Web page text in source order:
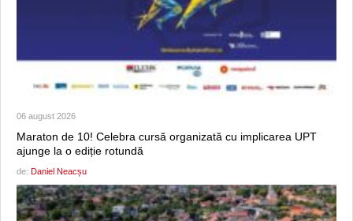
06 august 2026
Maraton de 10! Celebra cursă organizată cu implicarea UPT
ajunge la o ediție rotundă
de: Daniel Neacșu